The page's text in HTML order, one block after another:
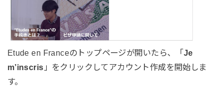
Etude en Franceのトップページが開いたら、「Je
m’inscris 」をクリックしてアカウント作成を開始しま
す。